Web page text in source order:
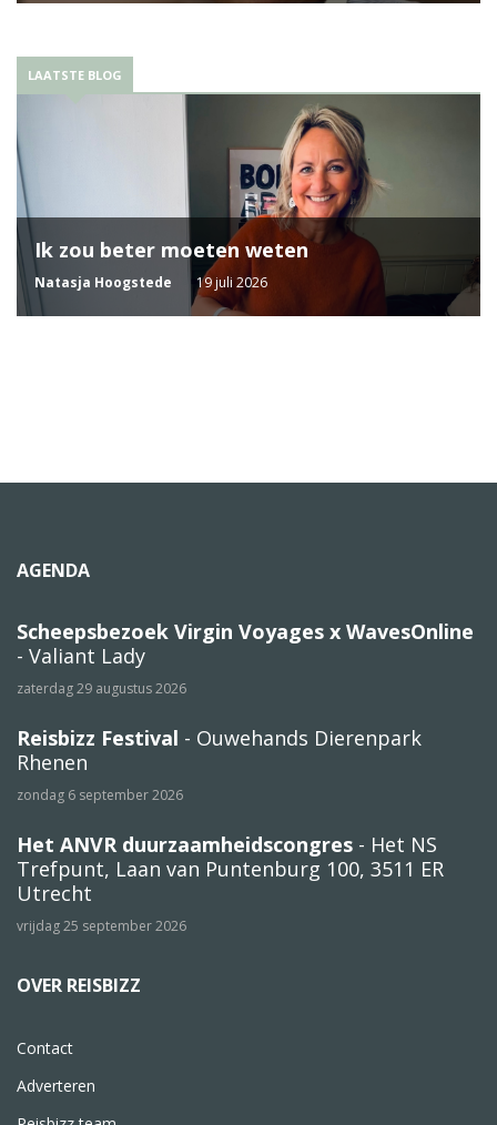
LAATSTE BLOG
Ik zou beter moeten weten
Natasja Hoogstede 19 juli 2026
AGENDA
Scheepsbezoek Virgin Voyages x WavesOnline
- Valiant Lady
zaterdag 29 augustus 2026
Reisbizz Festival - Ouwehands Dierenpark
Rhenen
zondag 6 september 2026
Het ANVR duurzaamheidscongres - Het NS
Trefpunt, Laan van Puntenburg 100, 3511 ER
Utrecht
vrijdag 25 september 2026
OVER REISBIZZ
Contact
Adverteren